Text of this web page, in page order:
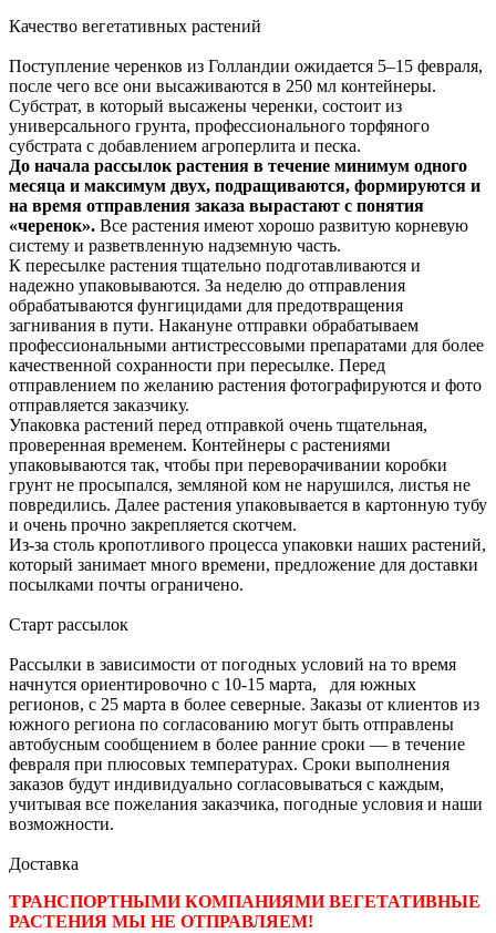
Качество вегетативных растений
Поступление черенков из Голландии ожидается 5–15 февраля,
после чего все они высаживаются в 250 мл контейнеры.
Субстрат, в который высажены черенки, состоит из
универсального грунта, профессионального торфяного
субстрата с добавлением агроперлита и песка.
До начала рассылок растения в течение минимум одного
месяца и максимум двух, подращиваются, формируются и
на время отправления заказа вырастают с понятия
«черенок». Все растения имеют хорошо развитую корневую
систему и разветвленную надземную часть.
К пересылке растения тщательно подготавливаются и
надежно упаковываются. За неделю до отправления
обрабатываются фунгицидами для предотвращения
загнивания в пути. Накануне отправки обрабатываем
профессиональными антистрессовыми препаратами для более
качественной сохранности при пересылке. Перед
отправлением по желанию растения фотографируются и фото
отправляется заказчику.
Упаковка растений перед отправкой очень тщательная,
проверенная временем. Контейнеры с растениями
упаковываются так, чтобы при переворачивании коробки
грунт не просыпался, земляной ком не нарушился, листья не
повредились. Далее растения упаковывается в картонную тубу
и очень прочно закрепляется скотчем.
Из-за столь кропотливого процесса упаковки наших растений,
который занимает много времени, предложение для доставки
посылками почты ограничено.
Старт рассылок
Рассылки в зависимости от погодных условий на то время
начнутся ориентировочно с 10-15 марта, для южных
регионов, с 25 марта в более северные. Заказы от клиентов из
южного региона по согласованию могут быть отправлены
автобусным сообщением в более ранние сроки — в течение
февраля при плюсовых температурах. Сроки выполнения
заказов будут индивидуально согласовываться с каждым,
учитывая все пожелания заказчика, погодные условия и наши
возможности.
Доставка
ТРАНСПОРТНЫМИ КОМПАНИЯМИ ВЕГЕТАТИВНЫЕ
РАСТЕНИЯ МЫ НЕ ОТПРАВЛЯЕМ!